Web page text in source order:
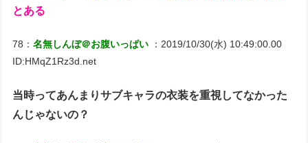
とある
78：名無しんぼ＠お腹いっぱい
：2019/10/30(水) 10:49:00.00
ID:HMqZ1Rz3d.net
当時ってあんまりサブキャラの衣装を重視してなかった
んじゃないの？